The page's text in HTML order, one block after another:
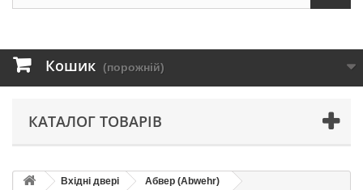
Кошик (порожній)
КАТАЛОГ ТОВАРІВ
Вхідні двері
Абвер (Abwehr)